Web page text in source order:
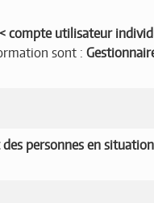
compte utilisateur
sont :
personnes en